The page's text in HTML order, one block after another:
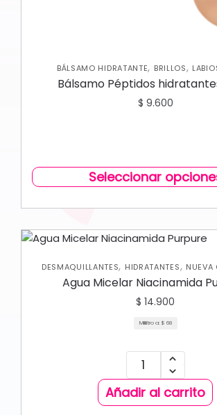
BÁLSAMO HIDRATANTE, BRILLOS,
COLECCIÓN
Bálsamo Péptidos
$ 9.600
Seleccionar
DESMAQUILLANTES, HIDRATANTES,
ROSTRO ,SKIN CARE FACIAL
Agua Micelar Niacinamida
$ 14.900
Mililitro a: $ 68
Añadir al carrito